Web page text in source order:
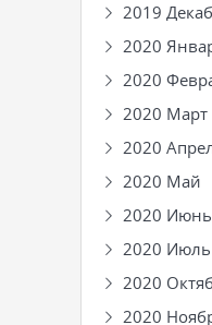
2019
2020
2020
2020 Март
2020
2020 Май
2020 Июнь
2020 Июль
2020
2020